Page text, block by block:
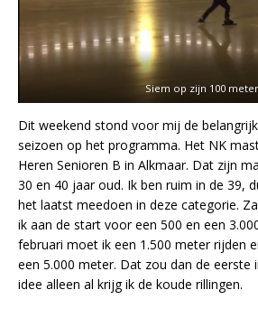
Siem op zijn 100 meter
Dit weekend stond voor mij de
seizoen op het programma. Het NK
Heren Senioren B in Alkmaar. Dat zijn
30 en 40 jaar oud. Ik ben ruim in de 39,
het laatst meedoen in deze categorie.
ik aan de start voor een 500 en een
februari moet ik een 1.500 meter rijden
een 5.000 meter. Dat zou dan de eerste
idee alleen al krijg ik de koude rillingen.